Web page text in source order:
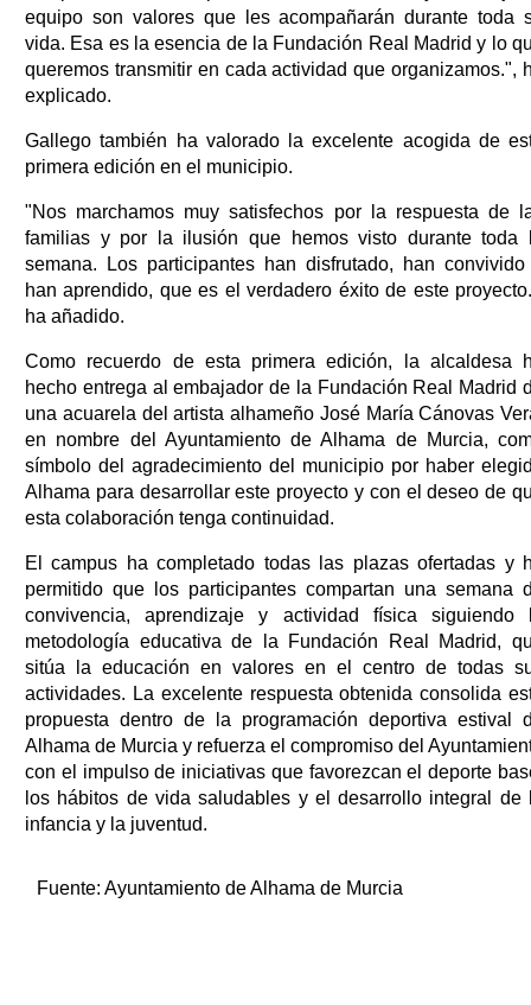
equipo son valores que les acompañarán durante toda
vida. Esa es la esencia de la Fundación Real Madrid y lo
queremos transmitir en cada actividad que organizamos.",
explicado.
Gallego también ha valorado la excelente acogida de
primera edición en el municipio.
"Nos marchamos muy satisfechos por la respuesta de
familias y por la ilusión que hemos visto durante toda
semana. Los participantes han disfrutado, han
han aprendido, que es el verdadero éxito de este
ha añadido.
Como recuerdo de esta primera edición, la alcaldesa
hecho entrega al embajador de la Fundación Real Madrid
una acuarela del artista alhameño José María Cánovas
en nombre del Ayuntamiento de Alhama de Murcia,
símbolo del agradecimiento del municipio por haber
Alhama para desarrollar este proyecto y con el deseo de
esta colaboración tenga continuidad.
El campus ha completado todas las plazas ofertadas y
permitido que los participantes compartan una semana
convivencia, aprendizaje y actividad física siguiendo
metodología educativa de la Fundación Real Madrid,
sitúa la educación en valores en el centro de todas
actividades. La excelente respuesta obtenida consolida
propuesta dentro de la programación deportiva estival
Alhama de Murcia y refuerza el compromiso del
con el impulso de iniciativas que favorezcan el deporte
los hábitos de vida saludables y el desarrollo integral de
infancia y la juventud.
Fuente: Ayuntamiento de Alhama de Murcia